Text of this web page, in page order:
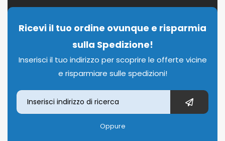
Ricevi il tuo ordine ovunque e risparmia
sulla Spedizione!
Inserisci il tuo indirizzo per scoprire le offerte vicine
e risparmiare sulle spedizioni!
Oppure